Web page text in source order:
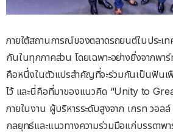
ภายใต้สถานการณ์ของตลาดรถยนต์ในประเ
กันในทุกภาคส่วน โดยเฉพาะอย่างยิ่งจากพา
คือหนึ่งในตัวแปรสำคัญที่จะร่วมกันเป็นฟันเฟื
ไว้ และนี่คือที่มาของแนวคิด “Unity to
ภายในงาน ผู้บริหารระดับสูงจาก เกรท วอล
กลยุทธ์และแนวทางความร่วมมือแก่บรรดาพา